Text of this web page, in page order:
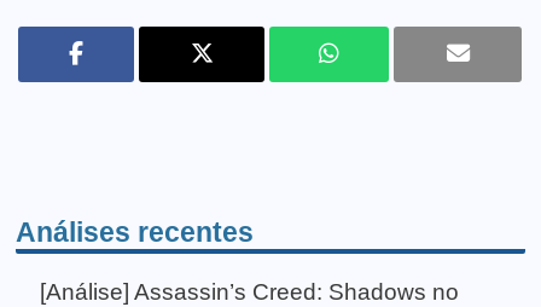
Análises recentes
[Análise] Assassin’s Creed: Shadows no